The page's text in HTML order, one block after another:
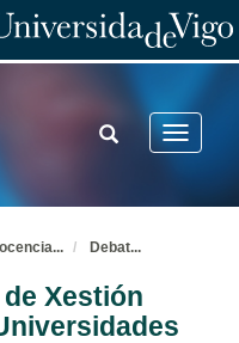
Toggle
TOGGLE
SEARCH
... Debat...
Xestión